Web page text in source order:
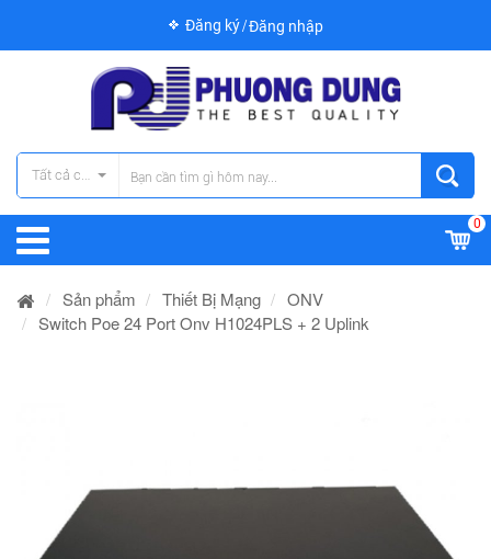
Đăng ký Đăng nhập
Tất cả các danh mục
0
Sản phẩm Thiết Bị Mạng
ONV
Switch Poe 24 Port Onv H1024PLS + 2 Uplink